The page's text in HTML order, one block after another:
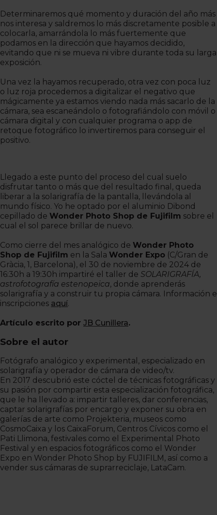
Determinaremos qué momento y duración del año más
nos interesa y saldremos lo más discretamente posible a
colocarla, amarrándola lo más fuertemente que
podamos en la dirección que hayamos decidido,
evitando que ni se mueva ni vibre durante toda su larga
exposición.
Una vez la hayamos recuperado, otra vez con poca luz
o luz roja procedemos a digitalizar el negativo que
mágicamente ya estamos viendo nada más sacarlo de la
cámara, sea escaneándolo o fotografiándolo con móvil o
cámara digital y con cualquier programa o app de
retoque fotográfico lo invertiremos para conseguir el
positivo.
Llegado a este punto del proceso del cual suelo
disfrutar tanto o más que del resultado final, queda
liberar a la solarigrafía de la pantalla, llevándola al
mundo físico. Yo he optado por el aluminio Dibond
cepillado de Wonder Photo Shop de Fujifilm sobre el
cual el sol parece brillar de nuevo.
Como cierre del mes analógico de Wonder Photo
Shop de Fujifilm en la Sala Wonder Expo (C/Gran de
Gràcia, 1, Barcelona), el 30 de noviembre de 2024 de
16:30h a 19:30h impartiré el taller de SOLARIGRAFÍA,
astrofotografía estenopeica, donde aprenderás
solarigrafía y a construir tu propia cámara. Información e
inscripciones aquí.
Artículo escrito por JB Cunillera.
Sobre el autor
Fotógrafo analógico y experimental, especializado en
solarigrafía y operador de cámara de video/tv.
En 2017 descubrió este cóctel de técnicas fotográficas y
su pasión por compartir esta especialización fotográfica,
que le ha llevado a: impartir talleres, dar conferencias,
captar solarigrafías por encargo y exponer su obra en
galerías de arte como Projekteria, museos como
CosmoCaixa y los CaixaForum, Centros Cívicos como el
Pati Llimona, festivales como el Experimental Photo
Festival y en espacios fotográficos como el Wonder
Expo en Wonder Photo Shop by FUJIFILM, así como a
vender sus cámaras de suprarreciclaje, LataCam.